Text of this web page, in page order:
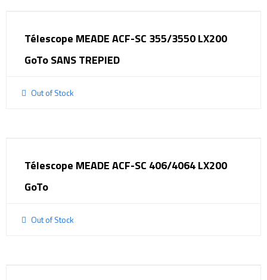
Télescope MEADE ACF-SC 355/3550 LX200
GoTo SANS TREPIED
Out of Stock
Télescope MEADE ACF-SC 406/4064 LX200
GoTo
Out of Stock